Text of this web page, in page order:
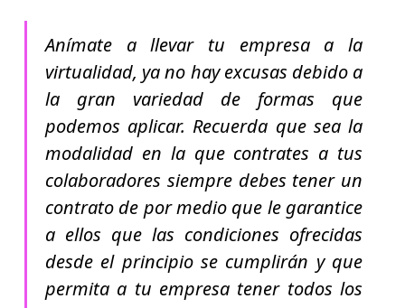
Anímate a llevar tu empresa a la
virtualidad, ya no hay excusas debido a
la gran variedad de formas que
podemos aplicar. Recuerda que sea la
modalidad en la que contrates a tus
colaboradores siempre debes tener un
contrato de por medio que le garantice
a ellos que las condiciones ofrecidas
desde el principio se cumplirán y que
permita a tu empresa tener todos los